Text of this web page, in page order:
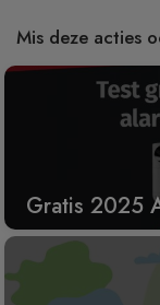
Mis deze acties
Gratis 2025